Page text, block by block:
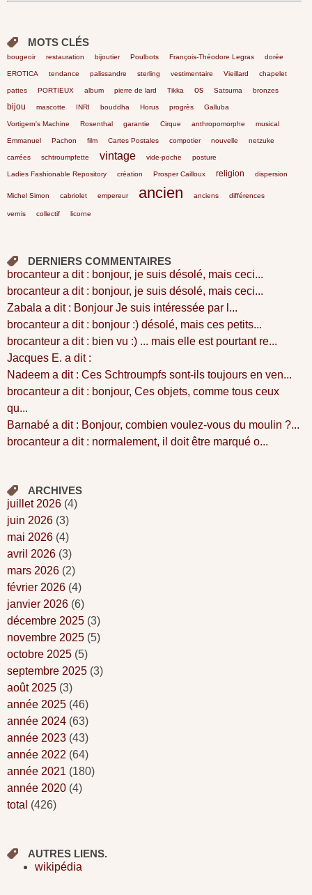
MOTS CLÉS
bougeoir restauration bijoutier Poulbots François-Théodore Legras dorée
EROTICA tendance palissandre sterling vestimentaire Vieillard chapelet
pattes PORTIEUX album pierre de lard Tikka os Satsuma bronzes
bijou mascotte INRI bouddha Horus progrès Galluba
Vortigern's Machine Rosenthal garantie Cirque anthropomorphe musical
Emmanuel Pachon film Cartes Postales compotier nouvelle netzuke
carrées schtroumpfette vintage vide-poche posture
Ladies Fashionable Repository création Prosper Cailloux religion dispersion
Michel Simon cabriolet empereur ancien anciens différences
vernis collectif licorne
DERNIERS COMMENTAIRES
brocanteur a dit : bonjour, je suis désolé, mais ceci...
brocanteur a dit : bonjour, je suis désolé, mais ceci...
Zabala a dit : Bonjour Je suis intéressée par l...
brocanteur a dit : bonjour :) désolé, mais ces petits...
brocanteur a dit : bien vu :) ... mais elle est pourtant re...
Jacques E. a dit :
Nadeem a dit : Ces Schtroumpfs sont-ils toujours en ven...
brocanteur a dit : bonjour, Ces objets, comme tous ceux
qu...
Barnabé a dit : Bonjour, combien voulez-vous du moulin ?...
brocanteur a dit : normalement, il doit être marqué o...
ARCHIVES
juillet 2026 (4)
juin 2026 (3)
mai 2026 (4)
avril 2026 (3)
mars 2026 (2)
février 2026 (4)
janvier 2026 (6)
décembre 2025 (3)
novembre 2025 (5)
octobre 2025 (5)
septembre 2025 (3)
août 2025 (3)
année 2025 (46)
année 2024 (63)
année 2023 (43)
année 2022 (64)
année 2021 (180)
année 2020 (4)
total (426)
AUTRES LIENS.
wikipédia